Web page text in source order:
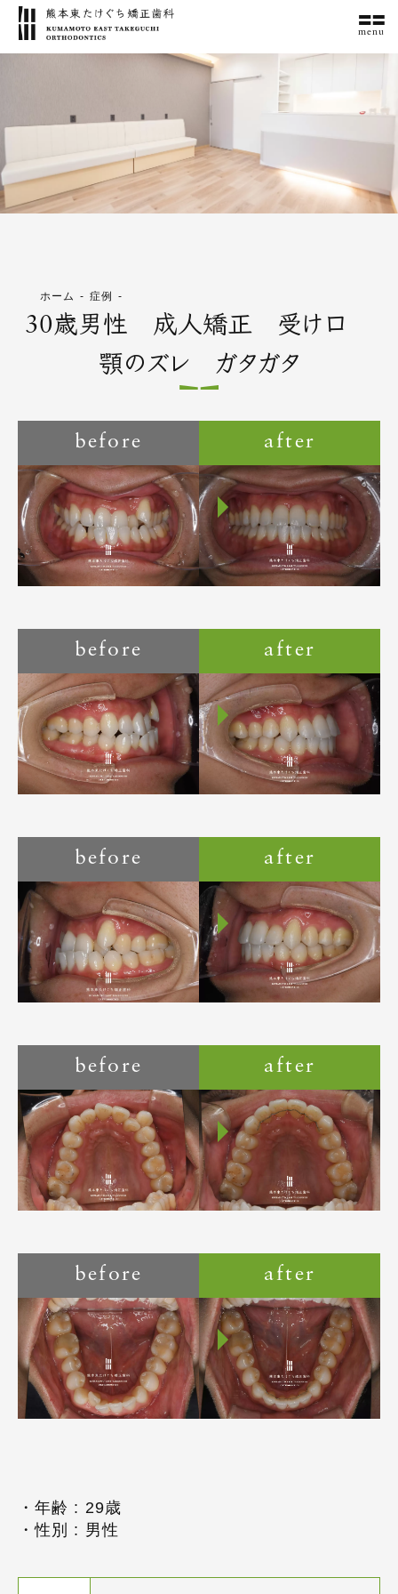
menu
ホーム 症例
30歳男性 成人矯正 受け口
顎のズレ ガタガタ
before after
before after
before after
before after
before after
・年齢 : 29歳
・性別 : 男性